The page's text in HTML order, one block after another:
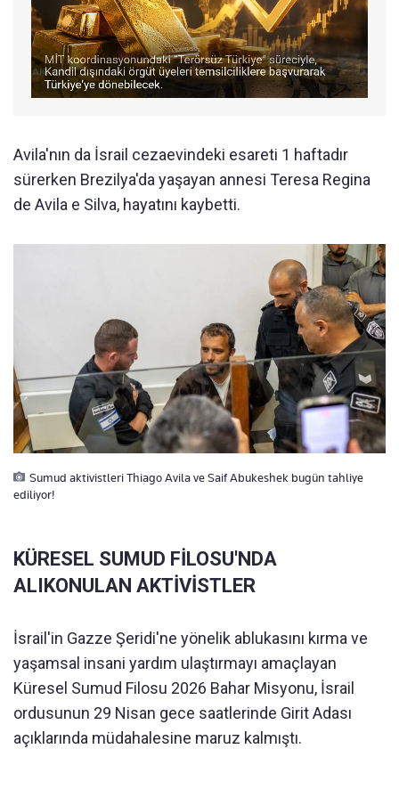
Avila'nın da İsrail cezaevindeki esareti 1 haftadır
sürerken Brezilya'da yaşayan annesi Teresa Regina
de Avila e Silva, hayatını kaybetti.
Sumud aktivistleri Thiago Avila ve Saif Abukeshek bugün tahliye
ediliyor!
KÜRESEL SUMUD FİLOSU'NDA
ALIKONULAN AKTİVİSTLER
İsrail'in Gazze Şeridi'ne yönelik ablukasını kırma ve
yaşamsal insani yardım ulaştırmayı amaçlayan
Küresel Sumud Filosu 2026 Bahar Misyonu, İsrail
ordusunun 29 Nisan gece saatlerinde Girit Adası
açıklarında müdahalesine maruz kalmıştı.